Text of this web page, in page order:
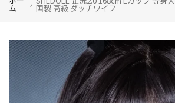
ム 国製 高級 ダッチワイフ